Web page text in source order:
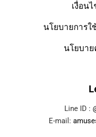
เงื่อน
นโยบายการใ
นโยบา
Line ID :
E-mail: